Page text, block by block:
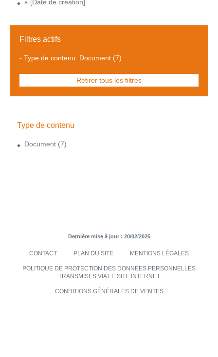
[Date de création]
Filtres actifs
- Type de contenu: Document (7)
Retirer tous les filtres
Type de contenu
Document (7)
Dernière mise à jour : 20/02/2025
CONTACT PLAN DU SITE MENTIONS LÉGALES
POLITIQUE DE PROTECTION DES DONNEES PERSONNELLES
TRANSMISES VIA LE SITE INTERNET
CONDITIONS GÉNÉRALES DE VENTES